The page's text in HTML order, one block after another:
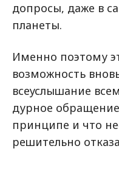
допросы, даже в
планеты.
Именно поэтому
возможность
всеуслышание
дурное
принципе и что
решительно